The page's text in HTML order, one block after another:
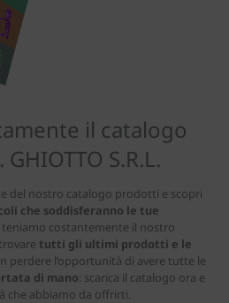
il catalogo
S.R.L.
del nostro catalogo prodotti e scopri
che soddisferanno le tue
costantemente il nostro
tutti gli ultimi prodotti e le
perdere l’opportunità di avere tutte le
di mano: scarica il catalogo ora e
che abbiamo da offrirti.